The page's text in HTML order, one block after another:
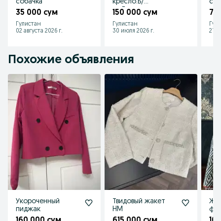
собачка
35 000 сум
Гулистан
02 августа 2026 г.
кресло.Б/
у.г.Гулистан
150 000 сум
Гулистан
30 июля 2026 г.
с
70
27
Похожие объявления
Укороченный
пиджак
Твидовый жакет
HM